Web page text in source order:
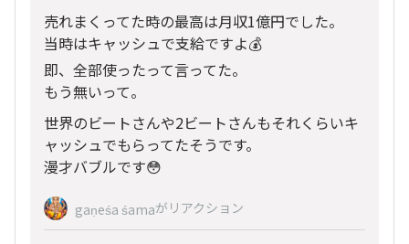
売れまくってた時の最高は月収1億円でした。
当時はキャッシュで支給ですよ💰️
即、全部使ったって言ってた。
もう無いって。
世界のビートさんや2ビートさんもそれくらいキ
ャッシュでもらってたそうです。
漫才バブルです😳
gaṇeśa śamaがリアクション